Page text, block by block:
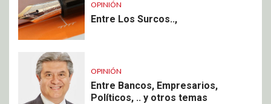
OPINIÓN
Entre Los Surcos..,
OPINIÓN
Entre Bancos, Empresarios,
Políticos, .. y otros temas